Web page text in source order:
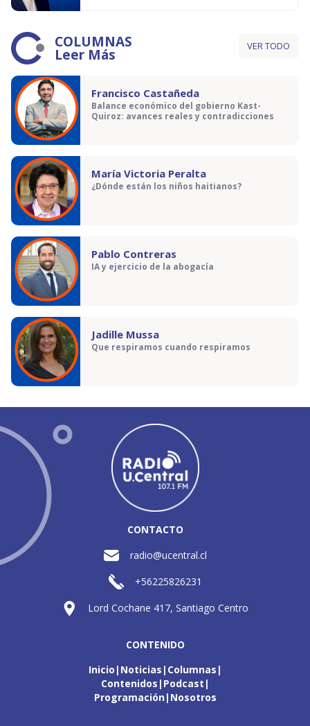
COLUMNAS
Leer Más VER TODO
Francisco Castañeda
Balance económico del gobierno Kast-
Quiroz: avances reales y contradicciones
María Victoria Peralta
¿Dónde están los niños haitianos?
Pablo Contreras
IA y ejercicio de la abogacía
Jadille Mussa
Que respiramos cuando respiramos
CONTACTO
radio@ucentral.cl
+56225826231
Lord Cochane 417, Santiago Centro
CONTENIDO
Inicio Noticias Columnas
Contenidos Podcast
Programación Nosotros